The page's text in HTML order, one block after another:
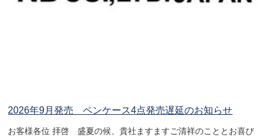
2026年9月発売 ペンケース4点発売遅延のお知らせ
お客様各位 拝啓 盛夏の候、貴社ますますご清祥のこととお喜び